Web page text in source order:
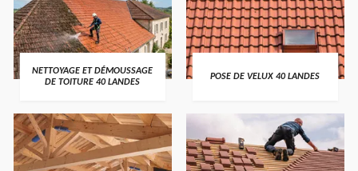
NETTOYAGE ET DÉMOUSSAGE
DE TOITURE 40 LANDES
POSE DE VELUX 40 LANDES